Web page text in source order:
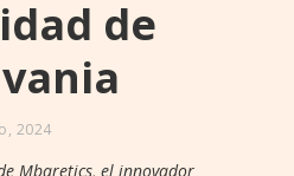
de
2024
Mbaretics, el innovador